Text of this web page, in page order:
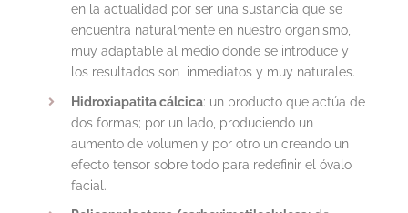
en la actualidad por ser una sustancia que se
encuentra naturalmente en nuestro organismo,
muy adaptable al medio donde se introduce y
los resultados son inmediatos y muy naturales.
Hidroxiapatita cálcica: un producto que actúa de
dos formas; por un lado, produciendo un
aumento de volumen y por otro un creando un
efecto tensor sobre todo para redefinir el óvalo
facial.